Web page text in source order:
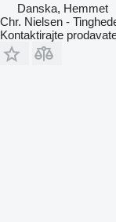
Danska, Hemmet
Chr. Nielsen -
Kontaktirajte